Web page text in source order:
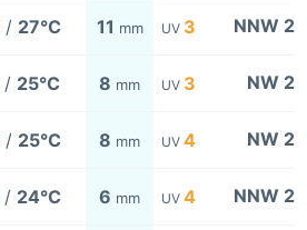
/ 27°C 11 mm UV 3 NNW 2
/ 25°C 8 mm UV 3 NW 2
/ 25°C 8 mm UV 4 NW 2
/ 24°C 6 mm UV 4 NNW 2